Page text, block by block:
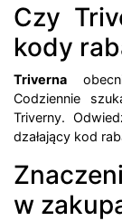
Czy
kody
Triverna
Codziennie
Triverny.
dzałający kod
w